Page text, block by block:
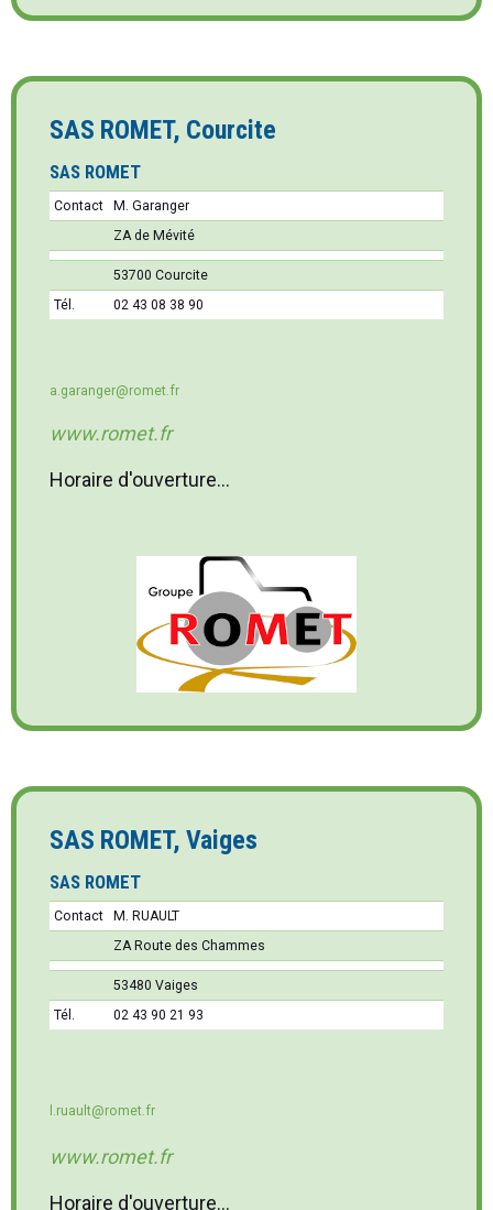
SAS ROMET, Courcite
SAS ROMET
Contact
M. Garanger
ZA de Mévité
53700 Courcite
Tél.
02 43 08 38 90
a.garanger@romet.fr
www.romet.fr
Horaire d'ouverture...
SAS ROMET, Vaiges
SAS ROMET
Contact
M. RUAULT
ZA Route des Chammes
53480 Vaiges
Tél.
02 43 90 21 93
l.ruault@romet.fr
www.romet.fr
Horaire d'ouverture...